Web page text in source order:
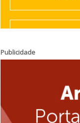
Publicidade